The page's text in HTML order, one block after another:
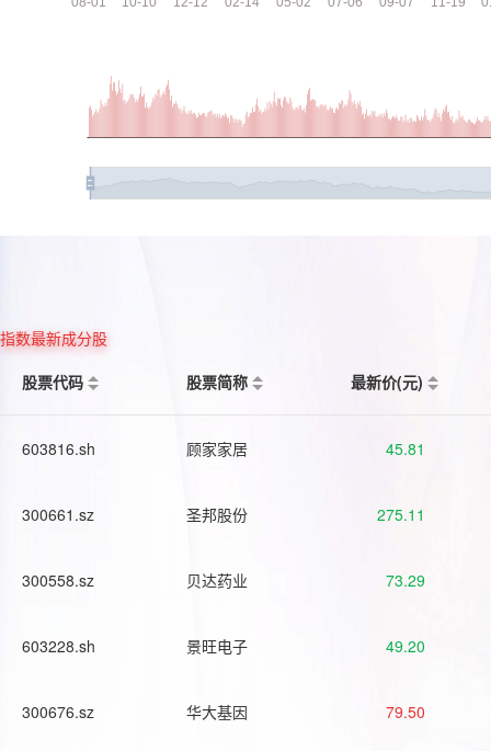
指数最新成分股
股票代码
股票简称 最新价(元)
603816.sh 顾家家居 45.81
300661.sz 圣邦股份 275.11
300558.sz 贝达药业 73.29
603228.sh 景旺电子 49.20
300676.sz 华大基因 79.50